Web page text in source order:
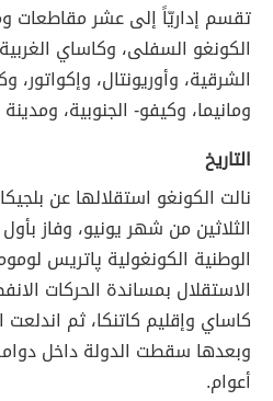
تقسم إداريّاً إلى عشر مقاطعات
الكونغو السفلى، وكاساي
الشرقية، وأوريونتال، وإكواتور،
ومانيما، وكيفو- الجنوبية،
التاريخ
الثلاثين من شهر يونيو، وفاز
الوطنية الكونغولية پاتريس
الاستقلال بمساندة الحركات
كاساي وإقليم كاتنكا، ثم اندلعت
وبعدها سقطت الدولة داخل
أعوام.